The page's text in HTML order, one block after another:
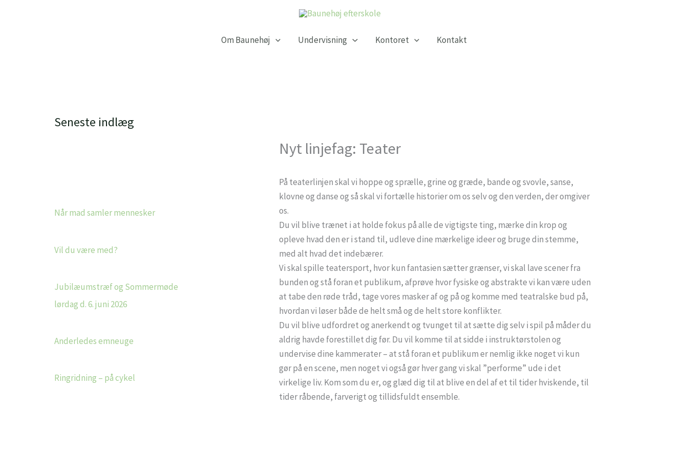
Om Baunehøj Undervisning Kontoret Kontakt
Seneste indlæg
Når mad samler mennesker
Vil du være med?
Jubilæumstræf og Sommermøde
lørdag d. 6. juni 2026
Anderledes emneuge
Ringridning – på cykel
Nyt linjefag: Teater
På teaterlinjen skal vi hoppe og sprælle, grine og græde, bande og svovle, sanse,
klovne og danse og så skal vi fortælle historier om os selv og den verden, der omgiver
os.
Du vil blive trænet i at holde fokus på alle de vigtigste ting, mærke din krop og
opleve hvad den er i stand til, udleve dine mærkelige ideer og bruge din stemme,
med alt hvad det indebærer.
Vi skal spille teatersport, hvor kun fantasien sætter grænser, vi skal lave scener fra
bunden og stå foran et publikum, afprøve hvor fysiske og abstrakte vi kan være uden
at tabe den røde tråd, tage vores masker af og på og komme med teatralske bud på,
hvordan vi løser både de helt små og de helt store konflikter.
Du vil blive udfordret og anerkendt og tvunget til at sætte dig selv i spil på måder du
aldrig havde forestillet dig før. Du vil komme til at sidde i instruktørstolen og
undervise dine kammerater – at stå foran et publikum er nemlig ikke noget vi kun
gør på en scene, men noget vi også gør hver gang vi skal ”performe” ude i det
virkelige liv. Kom som du er, og glæd dig til at blive en del af et til tider hviskende, til
tider råbende, farverigt og tillidsfuldt ensemble.